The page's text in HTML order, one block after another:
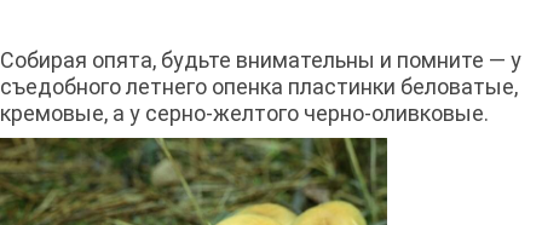
Собирая опята, будьте внимательны и помните — у
съедобного летнего опенка пластинки беловатые,
кремовые, а у серно-желтого черно-оливковые.